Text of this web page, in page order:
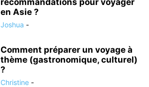
recommandations pour voyager
en Asie ?
Joshua -
Comment préparer un voyage à
thème (gastronomique, culturel)
?
Christine -